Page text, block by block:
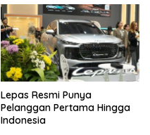
Lepas Resmi Punya
Pelanggan Pertama Hingga
Indonesia